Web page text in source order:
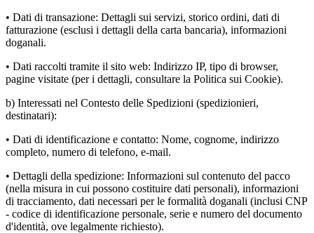
• Dati di transazione: Dettagli sui servizi, storico ordini, dati di
fatturazione (esclusi i dettagli della carta bancaria), informazioni
doganali.
• Dati raccolti tramite il sito web: Indirizzo IP, tipo di browser,
pagine visitate (per i dettagli, consultare la Politica sui Cookie).
b) Interessati nel Contesto delle Spedizioni (spedizionieri,
destinatari):
• Dati di identificazione e contatto: Nome, cognome, indirizzo
completo, numero di telefono, e-mail.
• Dettagli della spedizione: Informazioni sul contenuto del pacco
(nella misura in cui possono costituire dati personali), informazioni
di tracciamento, dati necessari per le formalità doganali (inclusi CNP
- codice di identificazione personale, serie e numero del documento
d'identità, ove legalmente richiesto).